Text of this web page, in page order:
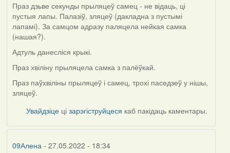
Праз дзьве секунды прыляцеў самец - не відаць, ці
пустыя лапы. Палазіў, зляцеў (дакладна з пустымі
лапамі). За самцом адразу паляцела нейкая самка
(нашая?).
Адтуль данесліся крыкі.
Праз хвіліну прыляцела самка з палёўкай.
Праз паўхвіліны прыляцеў і самец, трохі паседзеў у нішы,
зляцеў.
Увайдзіце цізарэгіструйцеся каб пакідаць каментары.
09Алена- 27.05.2022 - 18:34